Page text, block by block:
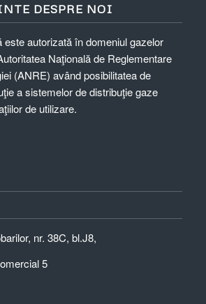
DESPRE NOI
este autorizată în domeniul gazelor
Naţională de Reglementare
(ANRE) având posibilitatea de
a sistemelor de distribuţie gaze
de utilizare.
nr. 38C, bl.J8,
5